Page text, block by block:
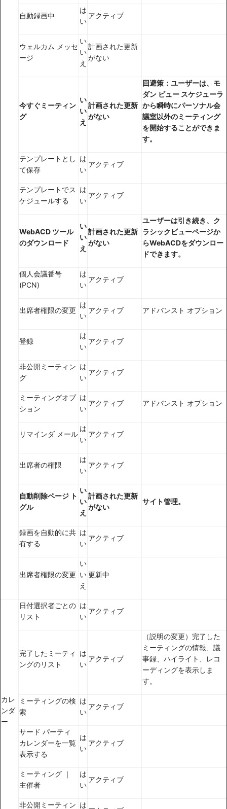
自動録画中
は
い
アクティブ
ウェルカム メッセ
ージ
い
い
え
計画された更新
がない
今すぐミーティン
グ
い
い
え
計画された更新
がない
回避策：ユーザーは、モ
ダン ビュー スケジューラ
から瞬時にパーソナル会
議室以外のミーティング
を開始することができま
す。
テンプレートとし
て保存
は
い
アクティブ
テンプレートでス
ケジュールする
は
い
アクティブ
WebACD ツール
のダウンロード
い
い
え
計画された更新
がない
ユーザーは引き続き、ク
ラシックビューページか
らWebACDをダウンロー
ドできます。
個人会議番号
(PCN)
は
い
アクティブ
出席者権限の変更
は
い
アクティブ アドバンスト オプション
登録
は
い
アクティブ
非公開ミーティン
グ
は
い
アクティブ
ミーティングオプ
ション
は
い
アクティブ アドバンスト オプション
リマインダ メール
は
い
アクティブ
出席者の権限
は
い
アクティブ
自動削除ページ ト
グル
い
い
え
計画された更新
がない
サイト管理。
録画を自動的に共
有する
は
い
アクティブ
出席者権限の変更
い
い
え
更新中
カレ
ンダ
ー
日付選択者ごとの
リスト
は
い
アクティブ
完了したミーティ
ングのリスト
は
い
アクティブ
（説明の変更）完了した
ミーティングの情報、議
事録、ハイライト、レコ
ーディングを表示しま
す。
ミーティングの検
索
は
い
アクティブ
サード パーティ
カレンダーを一覧
表示する
は
い
アクティブ
ミーティング ｜
主催者
は
い
アクティブ
非公開ミーティン は